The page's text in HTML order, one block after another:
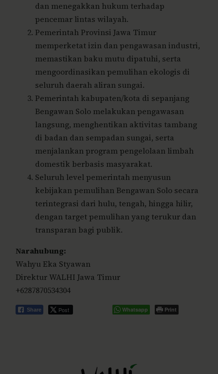
dan menegakkan hukum terhadap
pencemar lintas wilayah.
Pemerintah Provinsi Jawa Timur
memperketat izin dan pengawasan industri,
memastikan baku mutu dipatuhi, serta
mengoordinasikan pemulihan ekologis di
seluruh daerah aliran sungai.
Pemerintah kabupaten/kota di sepanjang
Bengawan Solo melakukan pengawasan
langsung, menghentikan aktivitas tambang
di badan dan sempadan sungai, serta
menjalankan program pengelolaan limbah
domestik berbasis masyarakat.
Seluruh level pemerintah menyusun
kebijakan pemulihan Bengawan Solo secara
terintegrasi dari hulu, tengah, hingga hilir,
dengan target pemulihan yang terukur dan
transparan bagi publik.
Narahubung:
Wahyu Eka Styawan
Direktur WALHI Jawa Timur
+6287870534304
Share Post Whatsapp Print